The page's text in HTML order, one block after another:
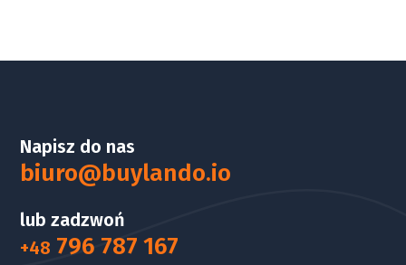
Napisz do nas
biuro@buylando.io
lub zadzwoń
+48 796 787 167